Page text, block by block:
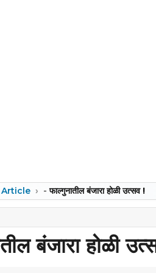
Article -फाल्गुनातील बंजारा होळी उत्सव !
बंजारा होळी